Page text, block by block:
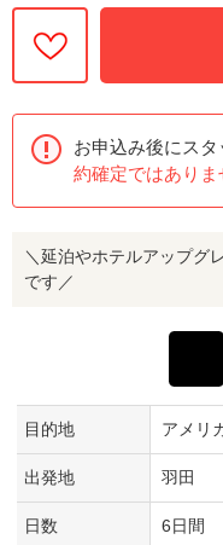
お申込み後にスタ
約確定ではありま
＼延泊やホテルアップグ
です／
目的地 アメリ
出発地 羽田
日数 6日間